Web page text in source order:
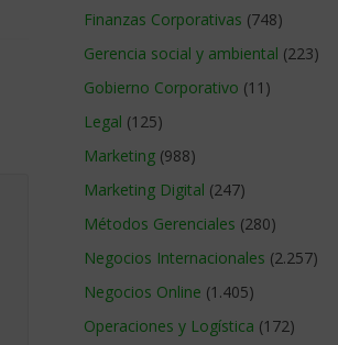
Finanzas Corporativas (748)
Gerencia social y ambiental (223)
Gobierno Corporativo (11)
Legal (125)
Marketing (988)
Marketing Digital (247)
Métodos Gerenciales (280)
Negocios Internacionales (2.257)
Negocios Online (1.405)
Operaciones y Logística (172)